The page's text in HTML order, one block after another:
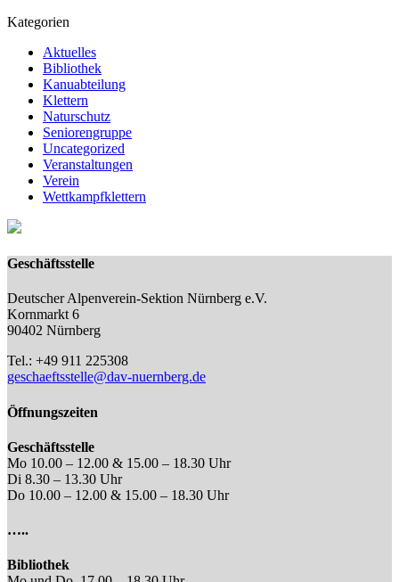
Kategorien
Aktuelles
Bibliothek
Kanuabteilung
Klettern
Naturschutz
Seniorengruppe
Uncategorized
Veranstaltungen
Verein
Wettkampfklettern
Geschäftsstelle
Deutscher Alpenverein-Sektion Nürnberg e.V.
Kornmarkt 6
90402 Nürnberg
Tel.: +49 911 225308
geschaeftsstelle@dav-nuernberg.de
Öffnungszeiten
Geschäftsstelle
Mo 10.00 – 12.00 & 15.00 – 18.30 Uhr
Di 8.30 – 13.30 Uhr
Do 10.00 – 12.00 & 15.00 – 18.30 Uhr
…..
Bibliothek